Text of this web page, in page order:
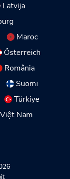
Latvija
Maroc
Österreich
România
Suomi
Türkiye
Nam